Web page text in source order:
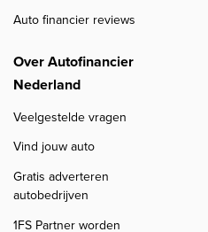
Auto financier reviews
Over Autofinancier
Nederland
Veelgestelde vragen
Vind jouw auto
Gratis adverteren
autobedrijven
1FS Partner worden